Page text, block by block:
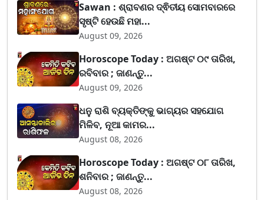
Sawan : ଶ୍ରାବଣର ଦ୍ଵିତୀୟ ସୋମବାରରେ
ସୃଷ୍ଟି ହେଉଛି ମହା...
August 09, 2026
Horoscope Today : ଅଗଷ୍ଟ ୦୯ ତାରିଖ,
ରବିବାର ; ଜାଣନ୍ତୁ...
August 09, 2026
ଧନୁ ରାଶି ବ୍ୟକ୍ତିଙ୍କୁ ଭାଗ୍ୟର ସହଯୋଗ
ମିଳିବ, ନୂଆ କାମର...
August 08, 2026
Horoscope Today : ଅଗଷ୍ଟ ୦୮ ତାରିଖ,
ଶନିବାର ; ଜାଣନ୍ତୁ...
August 08, 2026